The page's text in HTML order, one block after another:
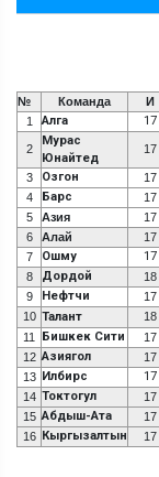
№ Команда И
1
Алга 17
2
Мурас
Юнайтед
17
3 Озгон 17
4 Барс 17
5 Азия 17
6
Алай 17
7
Ошму 17
8 Дордой 18
9 Нефтчи 17
10 Талант 18
11
Бишкек Сити 17
12 Азиягол 17
13 Илбирс 17
14 Токтогул 17
15 Абдыш-Ата 17
16 Кыргызалтын 17